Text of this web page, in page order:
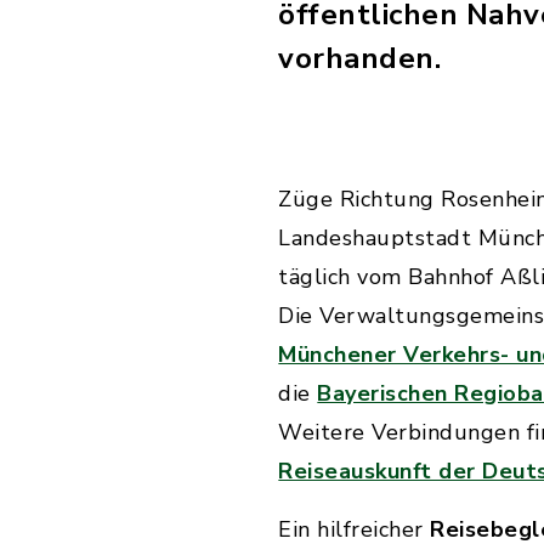
öffentlichen
vorhanden.
Züge Richtung
Landeshauptstadt
täglich vom Bahnhof
Die
Münchener Verkehrs-
die Bayerischen
Weitere Verbindungen
Reiseauskunft der
Ein hilfreicher